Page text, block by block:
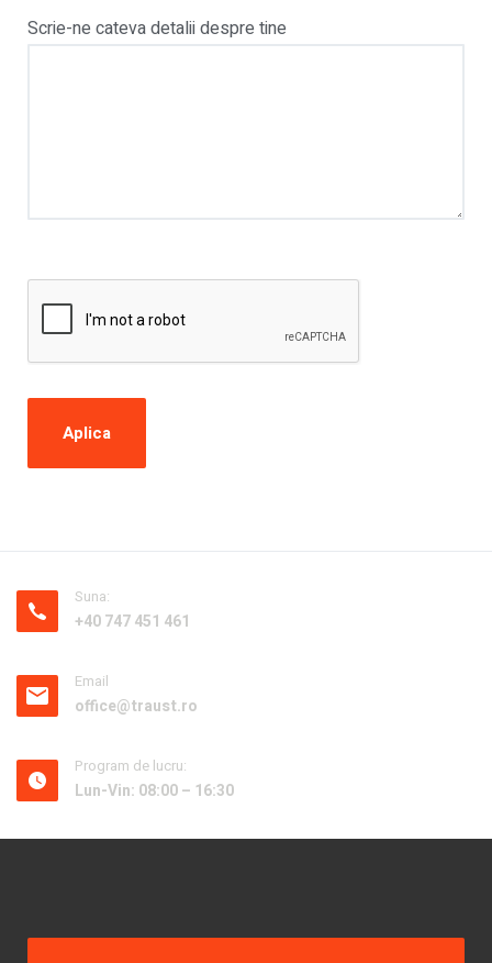
Scrie-ne cateva detalii despre tine
Suna:
+40 747 451 461
Email
office@traust.ro
Program de lucru:
Lun-Vin: 08:00 – 16:30